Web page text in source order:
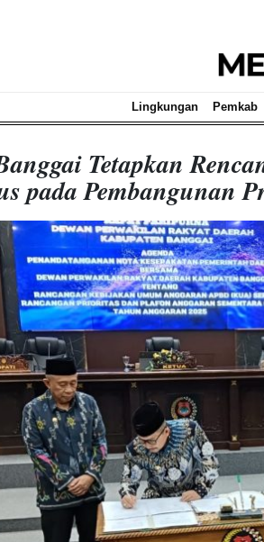
Lingkungan Pemkab
Tetapkan
pada Pembangunan